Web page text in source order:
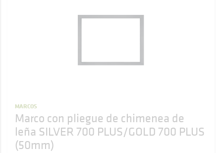
MARCOS
Marco con pliegue de chimenea de
leña SILVER 700 PLUS/GOLD 700 PLUS
(50mm)